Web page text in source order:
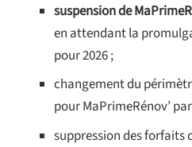
suspension de
en attendant la
pour 2026 ;
changement du
pour MaPrimeRénov’
suppression des forfaits